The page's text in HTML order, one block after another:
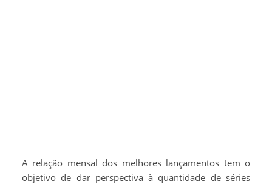
A relação mensal dos melhores lançamentos tem o
objetivo de dar perspectiva à quantidade de séries